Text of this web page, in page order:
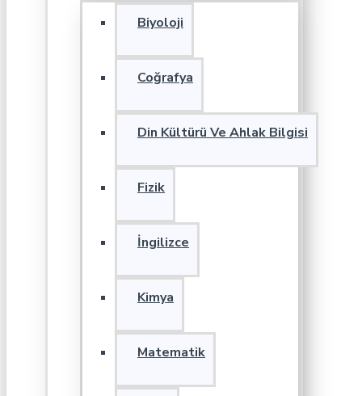
Biyoloji
Coğrafya
Din Kültürü Ve Ahlak Bilgisi
Fizik
İngilizce
Kimya
Matematik